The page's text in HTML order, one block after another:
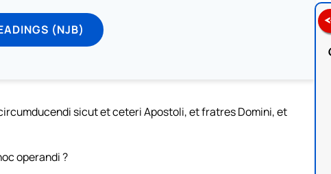
(NJB)
sicut et ceteri Apostoli, et fratres Domini, et
operandi ?